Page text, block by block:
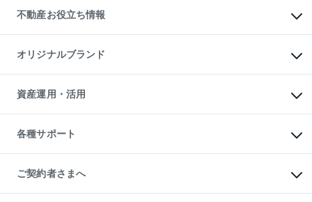
貸すガイド
事業用不動産
マンション投資
投資用マンション
アパート経営
収益物件
ビル購入（ビル一棟）
投資用不動産の売却査定
事業用不動産の売却査定
不動産お役立ち情報
マンションライブラリー
人気マンションランキング
暮らしに役立つ不動産メディア
不動産相場・不動産価格情報
不動産コラム・ニュース
不動産用語集
不動産なんでもネット相談室
住まいの税金
オリジナルブランド
一棟リノベーションマンション
L`GENTE（ルジェンテ）
区分リノベーションマンション
投資用一棟レジデンスWELL
不動産小口投資
LEGACIA（レガシア）
資産運用・活用
不動産M&A
アセットマネジメント・出資
各種サポート
相続サポート
リフォームサポート
ご契約者さまへ